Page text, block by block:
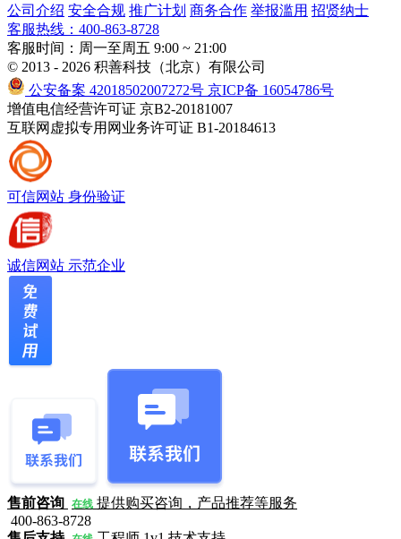
公司介绍 安全合规 推广计划 商务合作 举报滥用 招贤纳士
客服热线：400-863-8728
客服时间：周一至周五 9:00 ~ 21:00
© 2013 - 2026 积善科技（北京）有限公司
公安备案 42018502007272号 京ICP备 16054786号
增值电信经营许可证 京B2-20181007
互联网虚拟专用网业务许可证 B1-20184613
可信网站 身份验证
诚信网站 示范企业
售前咨询 在线 提供购买咨询，产品推荐等服务
400-863-8728